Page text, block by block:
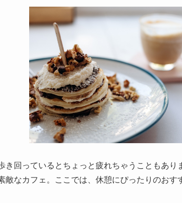
き回っているとちょっと疲れちゃうこともあり
敵なカフェ。ここでは、休憩にぴったりのおす